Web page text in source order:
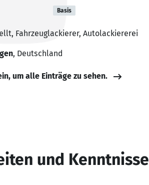
Basis
Fahrzeuglackierer, Autolackiererei
, Deutschland
um alle Einträge zu sehen.
und Kenntnisse